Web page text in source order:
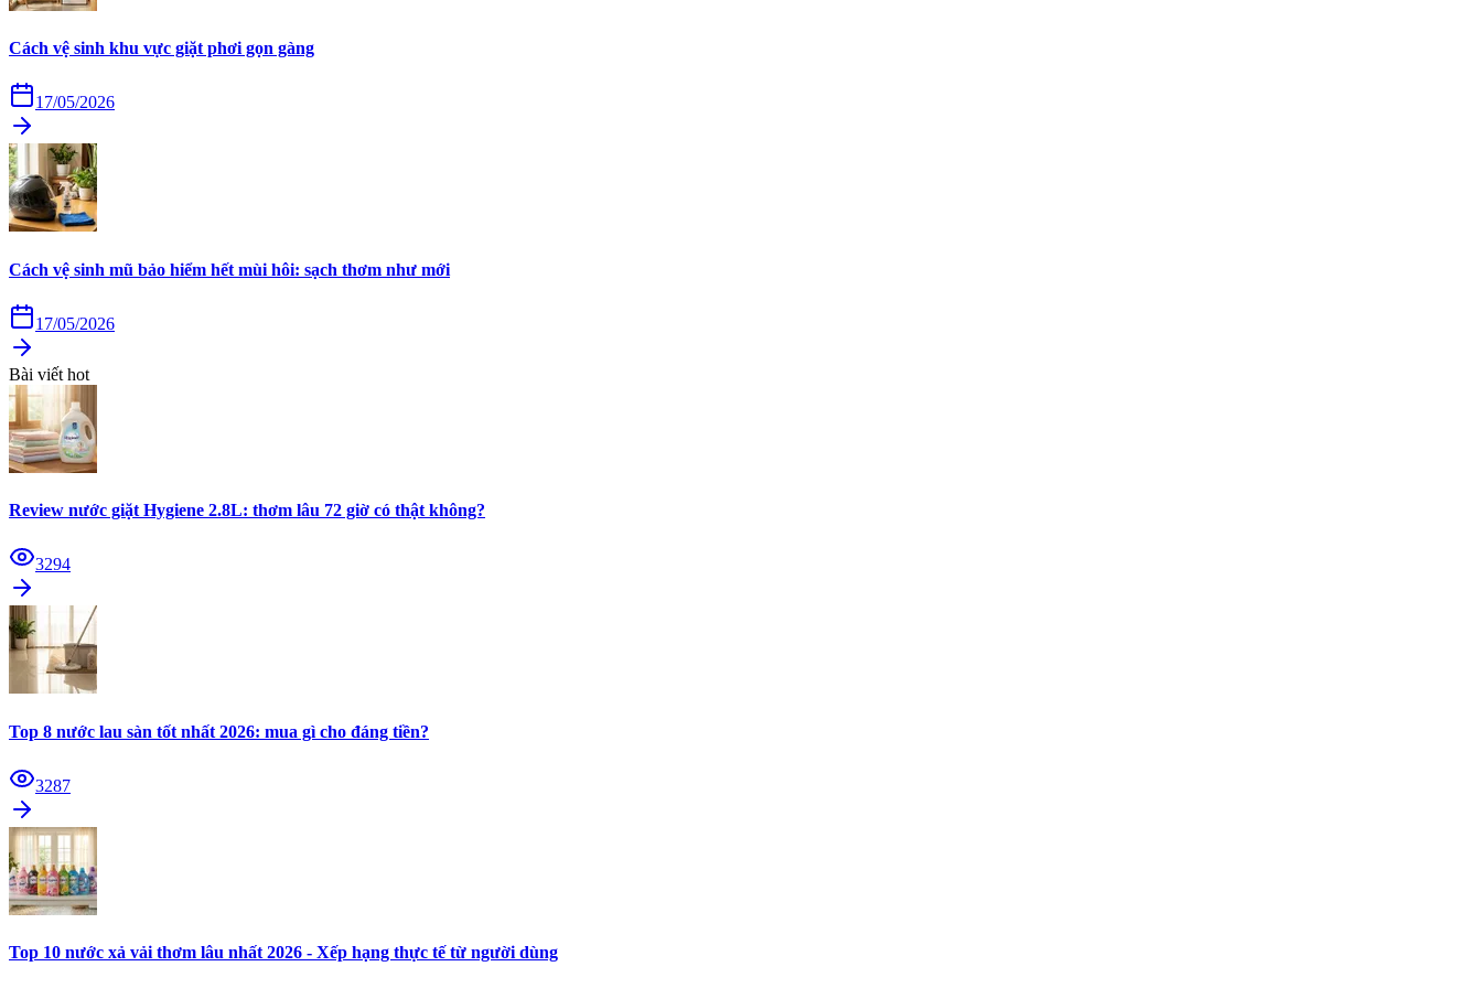
Cách vệ sinh khu vực giặt phơi gọn gàng
17/05/2026
Cách vệ sinh mũ bảo hiểm hết mùi hôi: sạch thơm như mới
17/05/2026
Bài viết hot
Review nước giặt Hygiene 2.8L: thơm lâu 72 giờ có thật không?
3294
Top 8 nước lau sàn tốt nhất 2026: mua gì cho đáng tiền?
3287
Top 10 nước xả vải thơm lâu nhất 2026 - Xếp hạng thực tế từ người dùng